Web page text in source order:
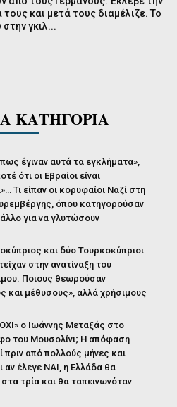
τους και μετά τους διαμέλιζε. Το
γκιλ...
ΚΑΤΗΓΟΡΙΑ
έγιναν αυτά τα εγκλήματα»,
ότι οι Εβραίοι είναι
Τι είπαν οι κορυφαίοι Ναζί στη
όπου κατηγορούσαν
για να γλυτώσουν
και δύο Τουρκοκύπριοι
στην ανατίναξη του
Ποιους θεωρούσαν
και μέθυσους», αλλά χρήσιμους
ο Ιωάννης Μεταξάς στο
του Μουσολίνι; Η απόφαση
πριν από πολλούς μήνες και
αν έλεγε ΝΑΙ, η Ελλάδα θα
τρία και θα ταπεινωνόταν